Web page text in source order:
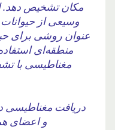
مکان تشخیص
وسیعی از
عنوان روشی برای
منطقه‌ای
مغناطیسی با
دریافت مغناطیسی در
و اعضای